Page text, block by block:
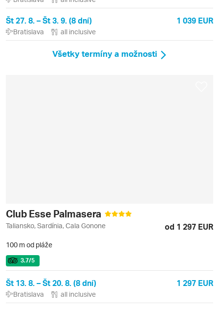
Št 27. 8. – Št 3. 9. (8 dní) 1 039 EUR
Bratislava all inclusive
Všetky termíny a možnosti
Club Esse Palmasera
Taliansko, Sardínia, Cala Gonone od 1 297 EUR
100 m od pláže
3.7/5
Št 13. 8. – Št 20. 8. (8 dní) 1 297 EUR
Bratislava all inclusive